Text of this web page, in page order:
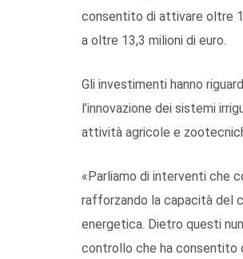
consentito di attivare oltre
a oltre 13,3 milioni di euro.
Gli investimenti hanno
l’innovazione dei sistemi
attività agricole e
«Parliamo di interventi che
rafforzando la capacità del
energetica. Dietro questi
controllo che ha consentito